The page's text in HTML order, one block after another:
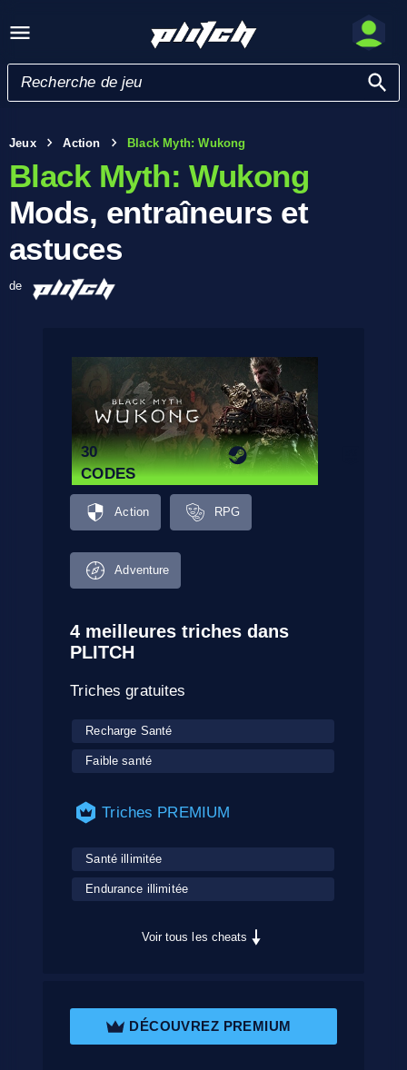
Jeux Action Black Myth: Wukong
Black Myth: Wukong
Mods, entraîneurs et
astuces
de
30
CODES
Action RPG
Adventure
4 meilleures triches dans
PLITCH
Triches gratuites
Recharge Santé
Faible santé
Triches PREMIUM
Santé illimitée
Endurance illimitée
Voir tous les cheats
DÉCOUVREZ PREMIUM